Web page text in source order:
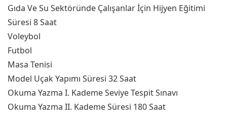
Gıda Ve Su Sektöründe Çalışanlar İçin Hijyen Eğitimi
Süresi 8 Saat
Voleybol
Futbol
Masa Tenisi
Model Uçak Yapımı Süresi 32 Saat
Okuma Yazma I. Kademe Seviye Tespit Sınavı
Okuma Yazma II. Kademe Süresi 180 Saat